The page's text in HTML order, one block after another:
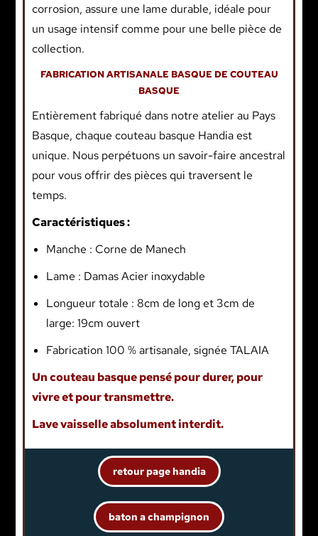
corrosion, assure une lame durable, idéale pour
un usage intensif comme pour une belle pièce de
collection.
FABRICATION ARTISANALE BASQUE DE COUTEAU
BASQUE
Entièrement fabriqué dans notre atelier au Pays
Basque, chaque couteau basque Handia est
unique. Nous perpétuons un savoir-faire ancestral
pour vous offrir des pièces qui traversent le
temps.
Caractéristiques :
Manche : Corne de Manech
Lame : Damas Acier inoxydable
Longueur totale : 8cm de long et 3cm de
large: 19cm ouvert
Fabrication 100 % artisanale, signée TALAIA
Un couteau basque pensé pour durer, pour
vivre et pour transmettre.
Lave vaisselle absolument interdit.
retour page handia
baton a champignon